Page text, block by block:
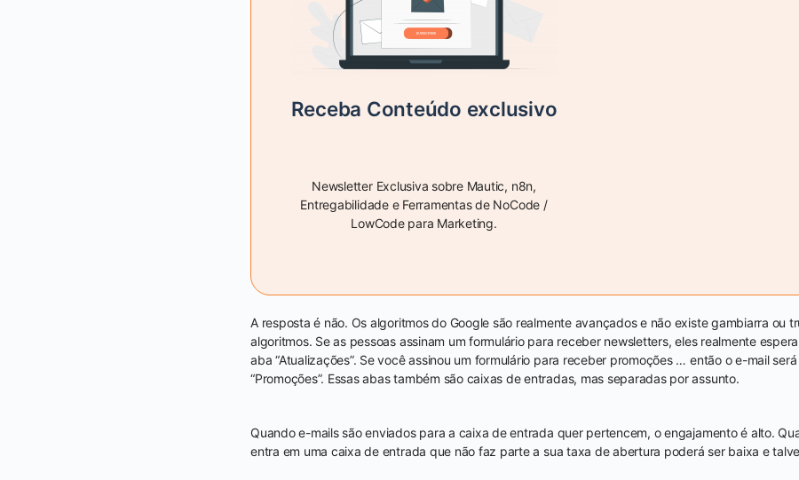
Receba Conteúdo exclusivo
Newsletter Exclusiva sobre Mautic, n8n,
Entregabilidade e Ferramentas de NoCode /
LowCode para Marketing.
A resposta é não. Os algoritmos do Google são realmente avançados e não existe gambiarra ou
algoritmos. Se as pessoas assinam um formulário para receber newsletters, eles realmente
aba “Atualizações”. Se você assinou um formulário para receber promoções … então o e-mail
“Promoções”. Essas abas também são caixas de entradas, mas separadas por assunto.
Quando e-mails são enviados para a caixa de entrada quer pertencem, o engajamento é alto.
entra em uma caixa de entrada que não faz parte a sua taxa de abertura poderá ser baixa e